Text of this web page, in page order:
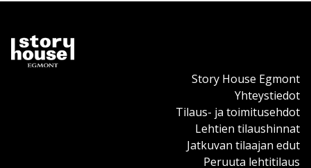
Story House Egmont
Yhteystiedot
Tilaus- ja toimitusehdot
Lehtien tilaushinnat
Jatkuvan tilaajan edut
Peruuta lehtitilaus